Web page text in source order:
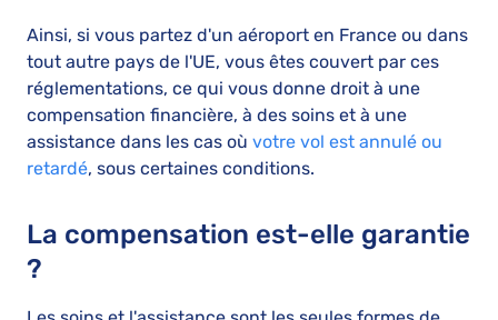
Ainsi, si vous partez d'un aéroport en France ou dans
tout autre pays de l'UE, vous êtes couvert par ces
réglementations, ce qui vous donne droit à une
compensation financière, à des soins et à une
assistance dans les cas où votre vol est annulé ou
retardé, sous certaines conditions.
La compensation est-elle garantie
?